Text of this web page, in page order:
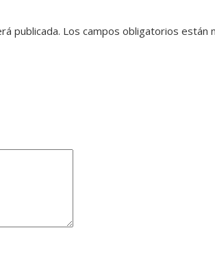
publicada. Los campos obligatorios están